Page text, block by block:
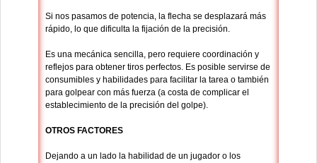
Si nos pasamos de potencia, la flecha se desplazará más
rápido, lo que dificulta la fijación de la precisión.
Es una mecánica sencilla, pero requiere coordinación y
reflejos para obtener tiros perfectos. Es posible servirse de
consumibles y habilidades para facilitar la tarea o también
para golpear con más fuerza (a costa de complicar el
establecimiento de la precisión del golpe).
OTROS FACTORES
Dejando a un lado la habilidad de un jugador o los